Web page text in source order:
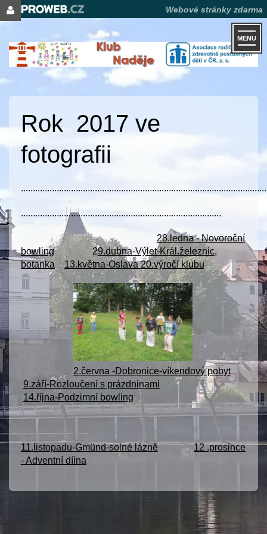
MENU
Rok 2017 ve
fotografii
....................................................................................
28.ledna - Novoroční
bowling29.dubna-Výlet-Král.železnic,
botanka
13.května-Oslava 20.výročí klubu
2.června -Dobronice-víkendový pobyt
9.září-Rozloučení s prázdninami
14.října-Podzimní bowling
11.listopadu-Gmünd-solné lázně
12 .prosince
- Adventní dílna
Webové stránky zdarma